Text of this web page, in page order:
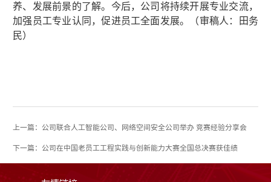
养、发展前景的了解。今后，公司将持续开展专业交流，
加强员工专业认同，促进员工全面发展。（审稿人：田务
民）
上一篇：公司联合人工智能公司、网络空间安全公司举办 竞赛经验分享会
下一篇：公司在中国老员工工程实践与创新能力大赛全国总决赛获佳绩